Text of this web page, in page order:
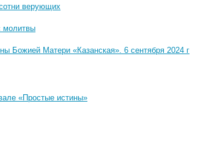
верующих
молитвы
Божией Матери «Казанская». 6 сентября 2024 г
«Простые истины»